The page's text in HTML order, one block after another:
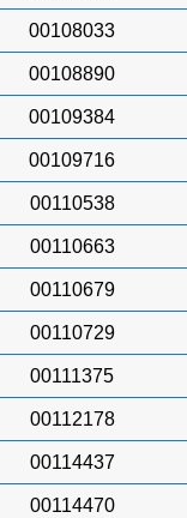
00108033
00108890
00109384
00109716
00110538
00110663
00110679
00110729
00111375
00112178
00114437
00114470